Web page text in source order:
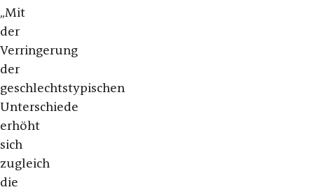
„Mit
der
Verringerung
der
geschlechtstypischen
Unterschiede
erhöht
sich
zugleich
die